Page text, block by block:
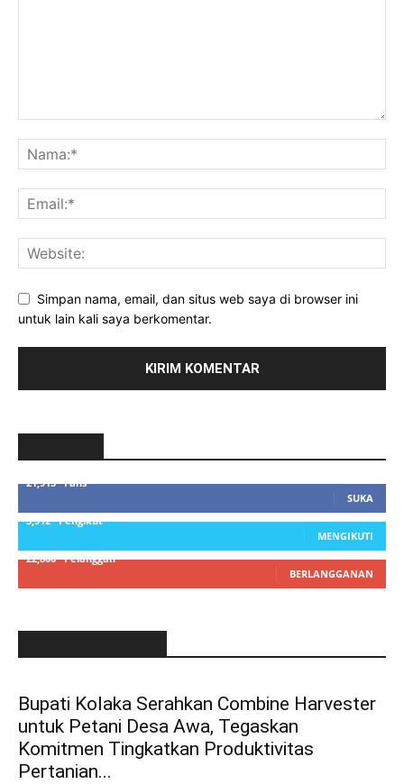
Simpan nama, email, dan situs web saya di browser ini
untuk lain kali saya berkomentar.
21,915 Fans
SUKA
3,912 Pengikut
MENGIKUTI
22,800 Pelanggan
BERLANGGANAN
Bupati Kolaka Serahkan Combine Harvester
untuk Petani Desa Awa, Tegaskan
Komitmen Tingkatkan Produktivitas
Pertanian...